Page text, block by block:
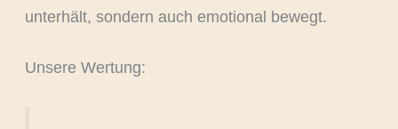
unterhält, sondern auch emotional bewegt.
Unsere Wertung: